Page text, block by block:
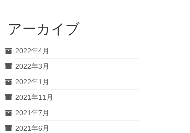
アーカイブ
2022年4月
2022年3月
2022年1月
2021年11月
2021年7月
2021年6月